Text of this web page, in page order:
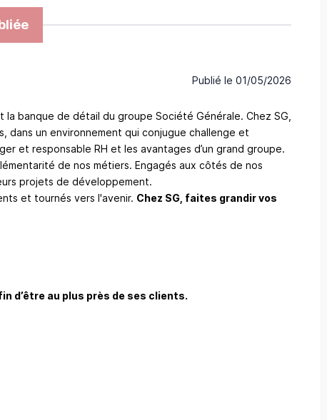
Publié le 01/05/2026
banque de détail du groupe Société Générale. Chez SG,
un environnement qui conjugue challenge et
et responsable RH et les avantages d’un grand groupe.
de nos métiers. Engagés aux côtés de nos
projets de développement.
et tournés vers l'avenir. Chez SG, faites grandir vos
d’être au plus près de ses clients.